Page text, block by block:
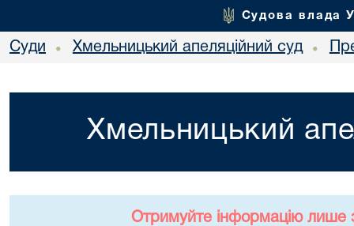
Судова влада
Суди • Хмельницький апеляційний суд •
Хмельницький
Отримуйте інформацію лише